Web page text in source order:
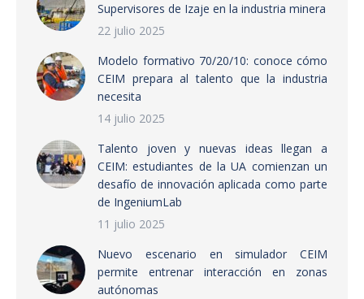
Supervisores de Izaje en la industria minera
22 julio 2025
Modelo formativo 70/20/10: conoce cómo
CEIM prepara al talento que la industria
necesita
14 julio 2025
Talento joven y nuevas ideas llegan a
CEIM: estudiantes de la UA comienzan un
desafío de innovación aplicada como parte
de IngeniumLab
11 julio 2025
Nuevo escenario en simulador CEIM
permite entrenar interacción en zonas
autónomas